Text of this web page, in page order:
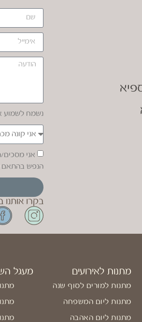
נשמח לשמוע
אני מסכים/
הנפש בהתאם
בקרו אותנו
מתנות לאירועים
מתנות למורים לסוף שנה
מתנות ליום המשפחה
מתנות ליום האהבה
מעגל